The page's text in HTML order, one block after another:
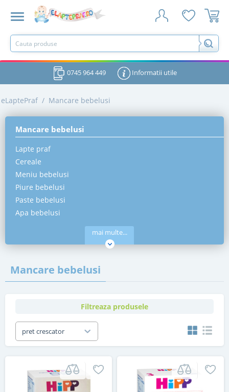
0745 964 449 Informatii utile
eLaptePraf / Mancare bebelusi
Mancare bebelusi
Lapte praf
Cereale
Meniu bebelusi
Piure bebelusi
Paste bebelusi
Apa bebelusi
mai multe...
Mancare bebelusi
Filtreaza produsele
pret crescator